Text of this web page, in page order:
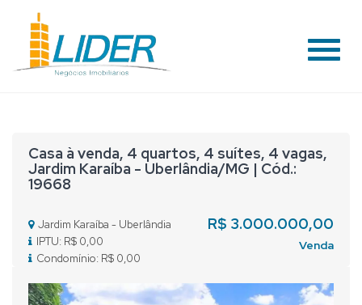
#
Casa à venda, 4 quartos, 4 suítes, 4 vagas,
Jardim Karaíba - Uberlândia/MG | Cód.:
19668
Jardim Karaíba - Uberlândia
IPTU: R$ 0,00
Condomínio: R$ 0,00
R$ 3.000.000,00
Venda
Previous